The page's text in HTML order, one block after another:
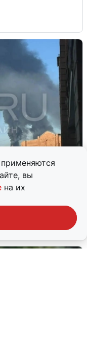
вы
на их